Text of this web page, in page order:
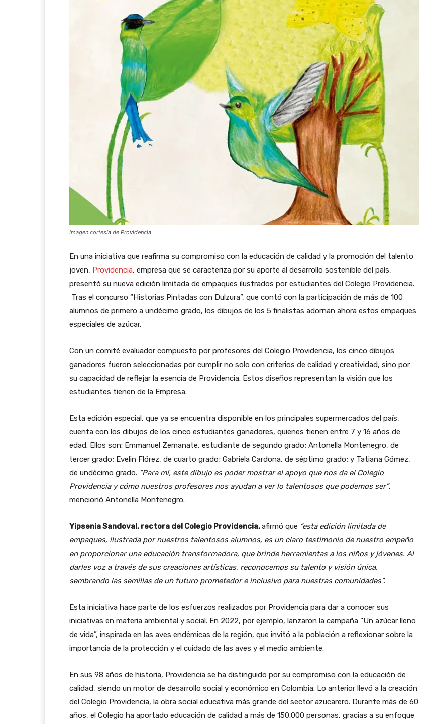
Imagen cortesía de Providencia
En una iniciativa que reafirma su compromiso con la educación de calidad y la promoción del talento
joven, Providencia, empresa que se caracteriza por su aporte al desarrollo sostenible del país,
presentó su nueva edición limitada de empaques ilustrados por estudiantes del Colegio Providencia.
Tras el concurso “Historias Pintadas con Dulzura”, que contó con la participación de más de 100
alumnos de primero a undécimo grado, los dibujos de los 5 finalistas adornan ahora estos empaques
especiales de azúcar.
Con un comité evaluador compuesto por profesores del Colegio Providencia, los cinco dibujos
ganadores fueron seleccionadas por cumplir no solo con criterios de calidad y creatividad, sino por
su capacidad de reflejar la esencia de Providencia. Estos diseños representan la visión que los
estudiantes tienen de la Empresa.
Esta edición especial, que ya se encuentra disponible en los principales supermercados del país,
cuenta con los dibujos de los cinco estudiantes ganadores, quienes tienen entre 7 y 16 años de
edad. Ellos son: Emmanuel Zemanate, estudiante de segundo grado; Antonella Montenegro, de
tercer grado; Evelin Flórez, de cuarto grado; Gabriela Cardona, de séptimo grado; y Tatiana Gómez,
de undécimo grado. “Para mí, este dibujo es poder mostrar el apoyo que nos da el Colegio
Providencia y cómo nuestros profesores nos ayudan a ver lo talentosos que podemos ser”,
mencionó Antonella Montenegro.
Yipsenia Sandoval, rectora del Colegio Providencia,afirmó que “esta edición limitada de
empaques, ilustrada por nuestros talentosos alumnos, es un claro testimonio de nuestro empeño
en proporcionar una educación transformadora, que brinde herramientas a los niños y jóvenes. Al
darles voz a través de sus creaciones artísticas, reconocemos su talento y visión única,
sembrando las semillas de un futuro prometedor e inclusivo para nuestras comunidades”.
Esta iniciativa hace parte de los esfuerzos realizados por Providencia para dar a conocer sus
iniciativas en materia ambiental y social. En 2022, por ejemplo, lanzaron la campaña “Un azúcar lleno
de vida”, inspirada en las aves endémicas de la región, que invitó a la población a reflexionar sobre la
importancia de la protección y el cuidado de las aves y el medio ambiente.
En sus 98 años de historia, Providencia se ha distinguido por su compromiso con la educación de
calidad, siendo un motor de desarrollo social y económico en Colombia. Lo anterior llevó a la creación
del Colegio Providencia, la obra social educativa más grande del sector azucarero. Durante más de 60
años, el Colegio ha aportado educación de calidad a más de 150.000 personas, gracias a su enfoque